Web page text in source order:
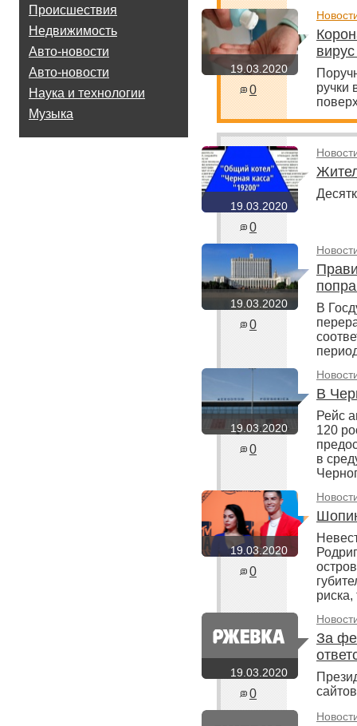
Происшествия
Недвижимость
Авто-новости
Авто-новости
Наука и технологии
Музыка
19.03.2020
0
ручки
19.03.2020
0
19.03.2020
0
В
19.03.2020
0
В
Рейс
120
в
19.03.2020
0
19.03.2020
0
За